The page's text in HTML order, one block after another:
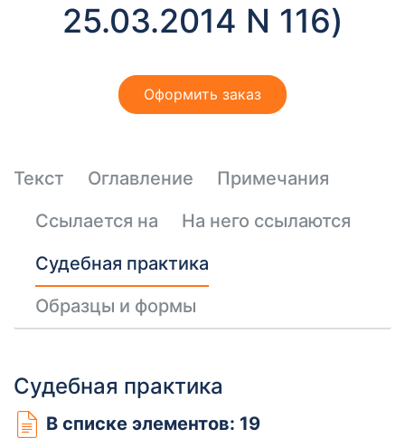
25.03.2014 N 116)
Оформить заказ
Текст Оглавление
Примечания
Ссылается на
На него ссылаются
Судебная практика
Образцы и формы
Судебная практика
В списке элементов: 19